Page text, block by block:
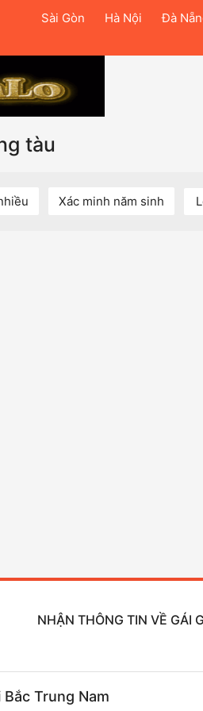
Sài Gòn Hà Nội Đà
tàu
Xác minh năm sinh
NHẬN THÔNG TIN VỀ GÁI
Bắc Trung Nam